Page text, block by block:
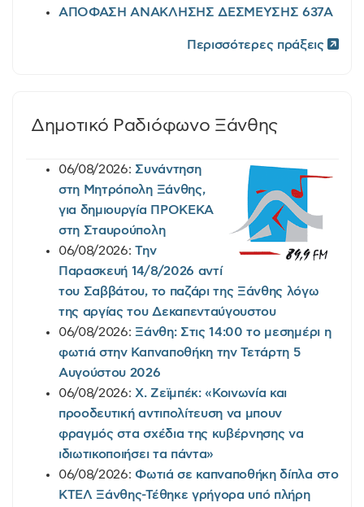
ΑΠΟΦΑΣΗ ΑΝΑΚΛΗΣΗΣ ΔΕΣΜΕΥΣΗΣ 637Α
Περισσότερες πράξεις
Δημοτικό Ραδιόφωνο Ξάνθης
06/08/2026: Συνάντηση
στη Μητρόπολη Ξάνθης,
για δημιουργία ΠΡΟΚΕΚΑ
στη Σταυρούπολη
06/08/2026:Την
Παρασκευή 14/8/2026 αντί
του Σαββάτου, το παζάρι της Ξάνθης λόγω
της αργίας του Δεκαπενταύγουστου
06/08/2026: Ξάνθη: Στις 14:00 το μεσημέρι η
φωτιά στην Καπναποθήκη την Τετάρτη 5
Αυγούστου 2026
06/08/2026: Χ. Ζεϊμπέκ: «Κοινωνία και
προοδευτική αντιπολίτευση να μπουν
φραγμός στα σχέδια της κυβέρνησης να
ιδιωτικοποιήσει τα πάντα»
06/08/2026: Φωτιά σε καπναποθήκη δίπλα στο
ΚΤΕΛ Ξάνθης-Τέθηκε γρήγορα υπό πλήρη